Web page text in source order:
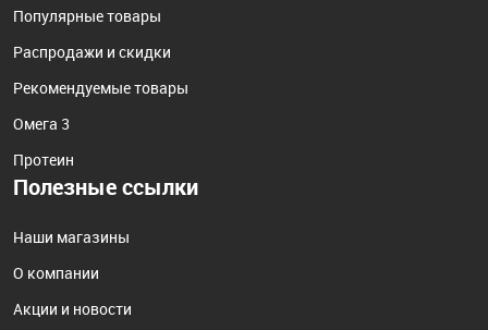
Популярные товары
Распродажи и скидки
Рекомендуемые товары
Омега 3
Протеин
Полезные ссылки
Наши магазины
О компании
Акции и новости